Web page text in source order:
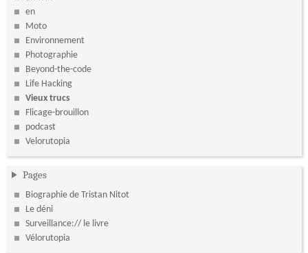
en
Moto
Environnement
Photographie
Beyond-the-code
Life Hacking
Vieux trucs
Flicage-brouillon
podcast
Velorutopia
Pages
Biographie de Tristan Nitot
Le déni
Surveillance:// le livre
Vélorutopia